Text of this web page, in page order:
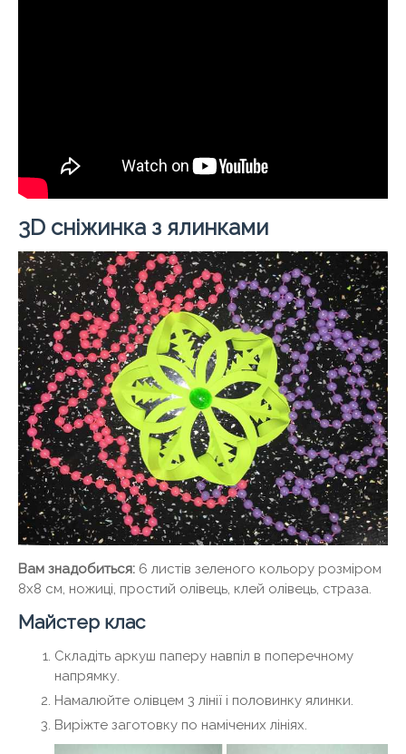
3D сніжинка з ялинками
Вам знадобиться: 6 листів зеленого кольору розміром
8х8 см, ножиці, простий олівець, клей олівець, страза.
Майстер клас
Складіть аркуш паперу навпіл в поперечному
напрямку.
Намалюйте олівцем 3 лінії і половинку ялинки.
Виріжте заготовку по намічених лініях.